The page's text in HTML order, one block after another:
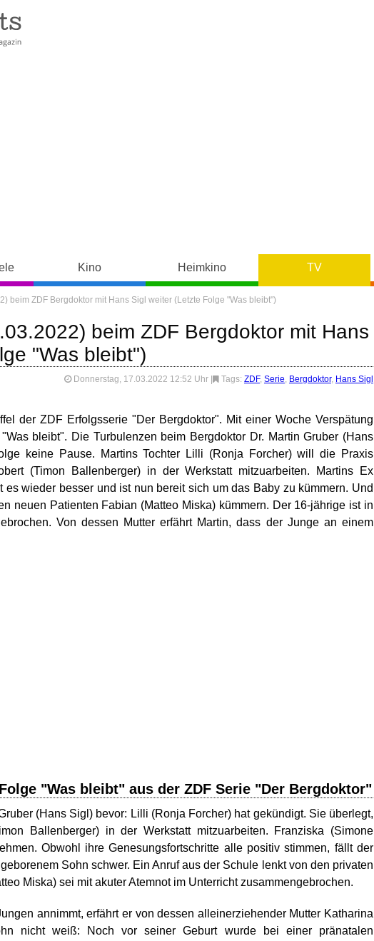
Kino Heimkino TV
beim ZDF Bergdoktor mit Hans Sigl weiter (Letzte Folge "Was bleibt")
beim ZDF Bergdoktor mit Hans
"Was bleibt")
Donnerstag, 17.03.2022 12:52 Uhr Tags: ZDF, Serie, Bergdoktor, Hans Sigl
der ZDF Erfolgsserie "Der Bergdoktor". Mit einer Woche Verspätung
bleibt". Die Turbulenzen beim Bergdoktor Dr. Martin Gruber (Hans
keine Pause. Martins Tochter Lilli (Ronja Forcher) will die Praxis
(Timon Ballenberger) in der Werkstatt mitzuarbeiten. Martins Ex
wieder besser und ist nun bereit sich um das Baby zu kümmern. Und
neuen Patienten Fabian (Matteo Miska) kümmern. Der 16-jährige ist in
Von dessen Mutter erfährt Martin, dass der Junge an einem
"Was bleibt" aus der ZDF Serie "Der Bergdoktor"
(Hans Sigl) bevor: Lilli (Ronja Forcher) hat gekündigt. Sie überlegt,
Ballenberger) in der Werkstatt mitzuarbeiten. Franziska (Simone
Obwohl ihre Genesungsfortschritte alle positiv stimmen, fällt der
Sohn schwer. Ein Anruf aus der Schule lenkt von den privaten
Miska) sei mit akuter Atemnot im Unterricht zusammengebrochen.
annimmt, erfährt er von dessen alleinerziehender Mutter Katharina
nicht weiß: Noch vor seiner Geburt wurde bei einer pränatalen